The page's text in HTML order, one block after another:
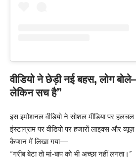
वीडियो ने छेड़ी नई बहस, लोग
लेकिन सच है”
इस इमोशनल वीडियो ने सोशल मीडिया पर हलचल
इंस्टाग्राम पर वीडियो पर हजारों लाइक्स और
कैप्शन में लिखा गया—
“गरीब बेटा तो मां-बाप को भी अच्छा नहीं लगता।”